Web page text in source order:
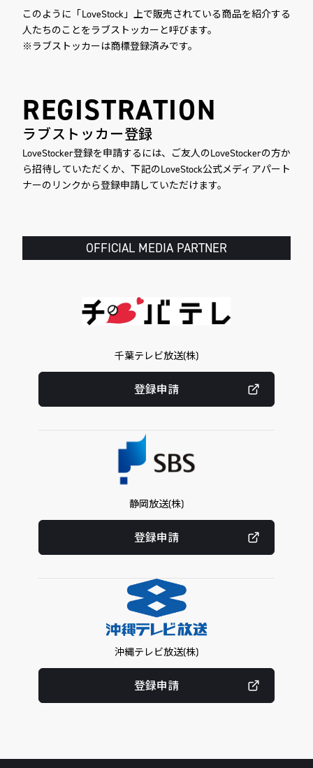
このように「LoveStock」上で販売されている商品を紹介する
人たちのことをラブストッカーと呼びます。
※ラブストッカーは商標登録済みです。
REGISTRATION
ラブストッカー登録
LoveStocker登録を申請するには、ご友人のLoveStockerの方か
ら招待していただくか、下記のLoveStock公式メディアパート
ナーのリンクから登録申請していただけます。
OFFICIAL MEDIA PARTNER
千葉テレビ放送(株)
登録申請
静岡放送(株)
登録申請
沖縄テレビ放送(株)
登録申請